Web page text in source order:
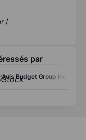
/
par
Avis Budget Group Inc.